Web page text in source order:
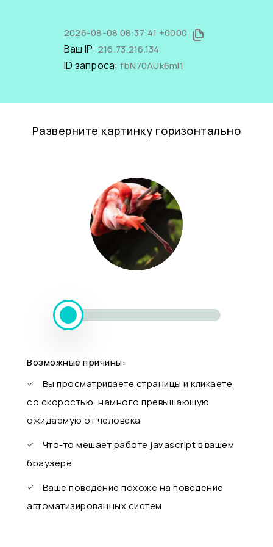
2026-08-08 08:37:41 +0000
Ваш IP: 216.73.216.134
ID запроса: fbN70AUk6mI1
Разверните картинку горизонтально
Возможные причины:
Вы просматриваете страницы и кликаете
со скоростью, намного превышающую
ожидаемую от человека
Что-то мешает работе javascript в вашем
браузере
Ваше поведение похоже на поведение
автоматизированных систем